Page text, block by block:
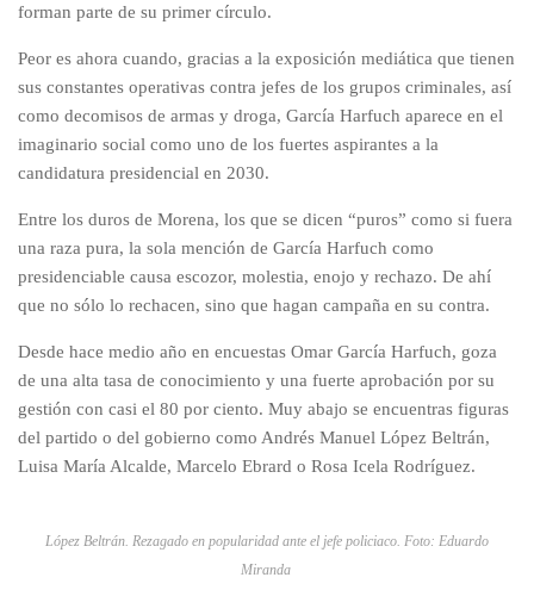
forman parte de su primer círculo.
Peor es ahora cuando, gracias a la exposición mediática que tienen
sus constantes operativas contra jefes de los grupos criminales, así
como decomisos de armas y droga, García Harfuch aparece en el
imaginario social como uno de los fuertes aspirantes a la
candidatura presidencial en 2030.
Entre los duros de Morena, los que se dicen “puros” como si fuera
una raza pura, la sola mención de García Harfuch como
presidenciable causa escozor, molestia, enojo y rechazo. De ahí
que no sólo lo rechacen, sino que hagan campaña en su contra.
Desde hace medio año en encuestas Omar García Harfuch, goza
de una alta tasa de conocimiento y una fuerte aprobación por su
gestión con casi el 80 por ciento. Muy abajo se encuentras figuras
del partido o del gobierno como Andrés Manuel López Beltrán,
Luisa María Alcalde, Marcelo Ebrard o Rosa Icela Rodríguez.
López Beltrán. Rezagado en popularidad ante el jefe policiaco. Foto: Eduardo
Miranda